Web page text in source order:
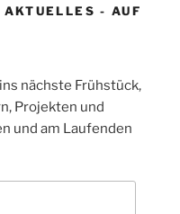
- AUF
nächste Frühstück,
Projekten und
und am Laufenden